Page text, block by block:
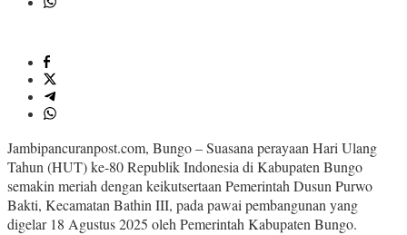
Jambipancuranpost.com, Bungo – Suasana perayaan Hari Ulang
Tahun (HUT) ke-80 Republik Indonesia di Kabupaten Bungo
semakin meriah dengan keikutsertaan Pemerintah Dusun Purwo
Bakti, Kecamatan Bathin III, pada pawai pembangunan yang
digelar 18 Agustus 2025 oleh Pemerintah Kabupaten Bungo.